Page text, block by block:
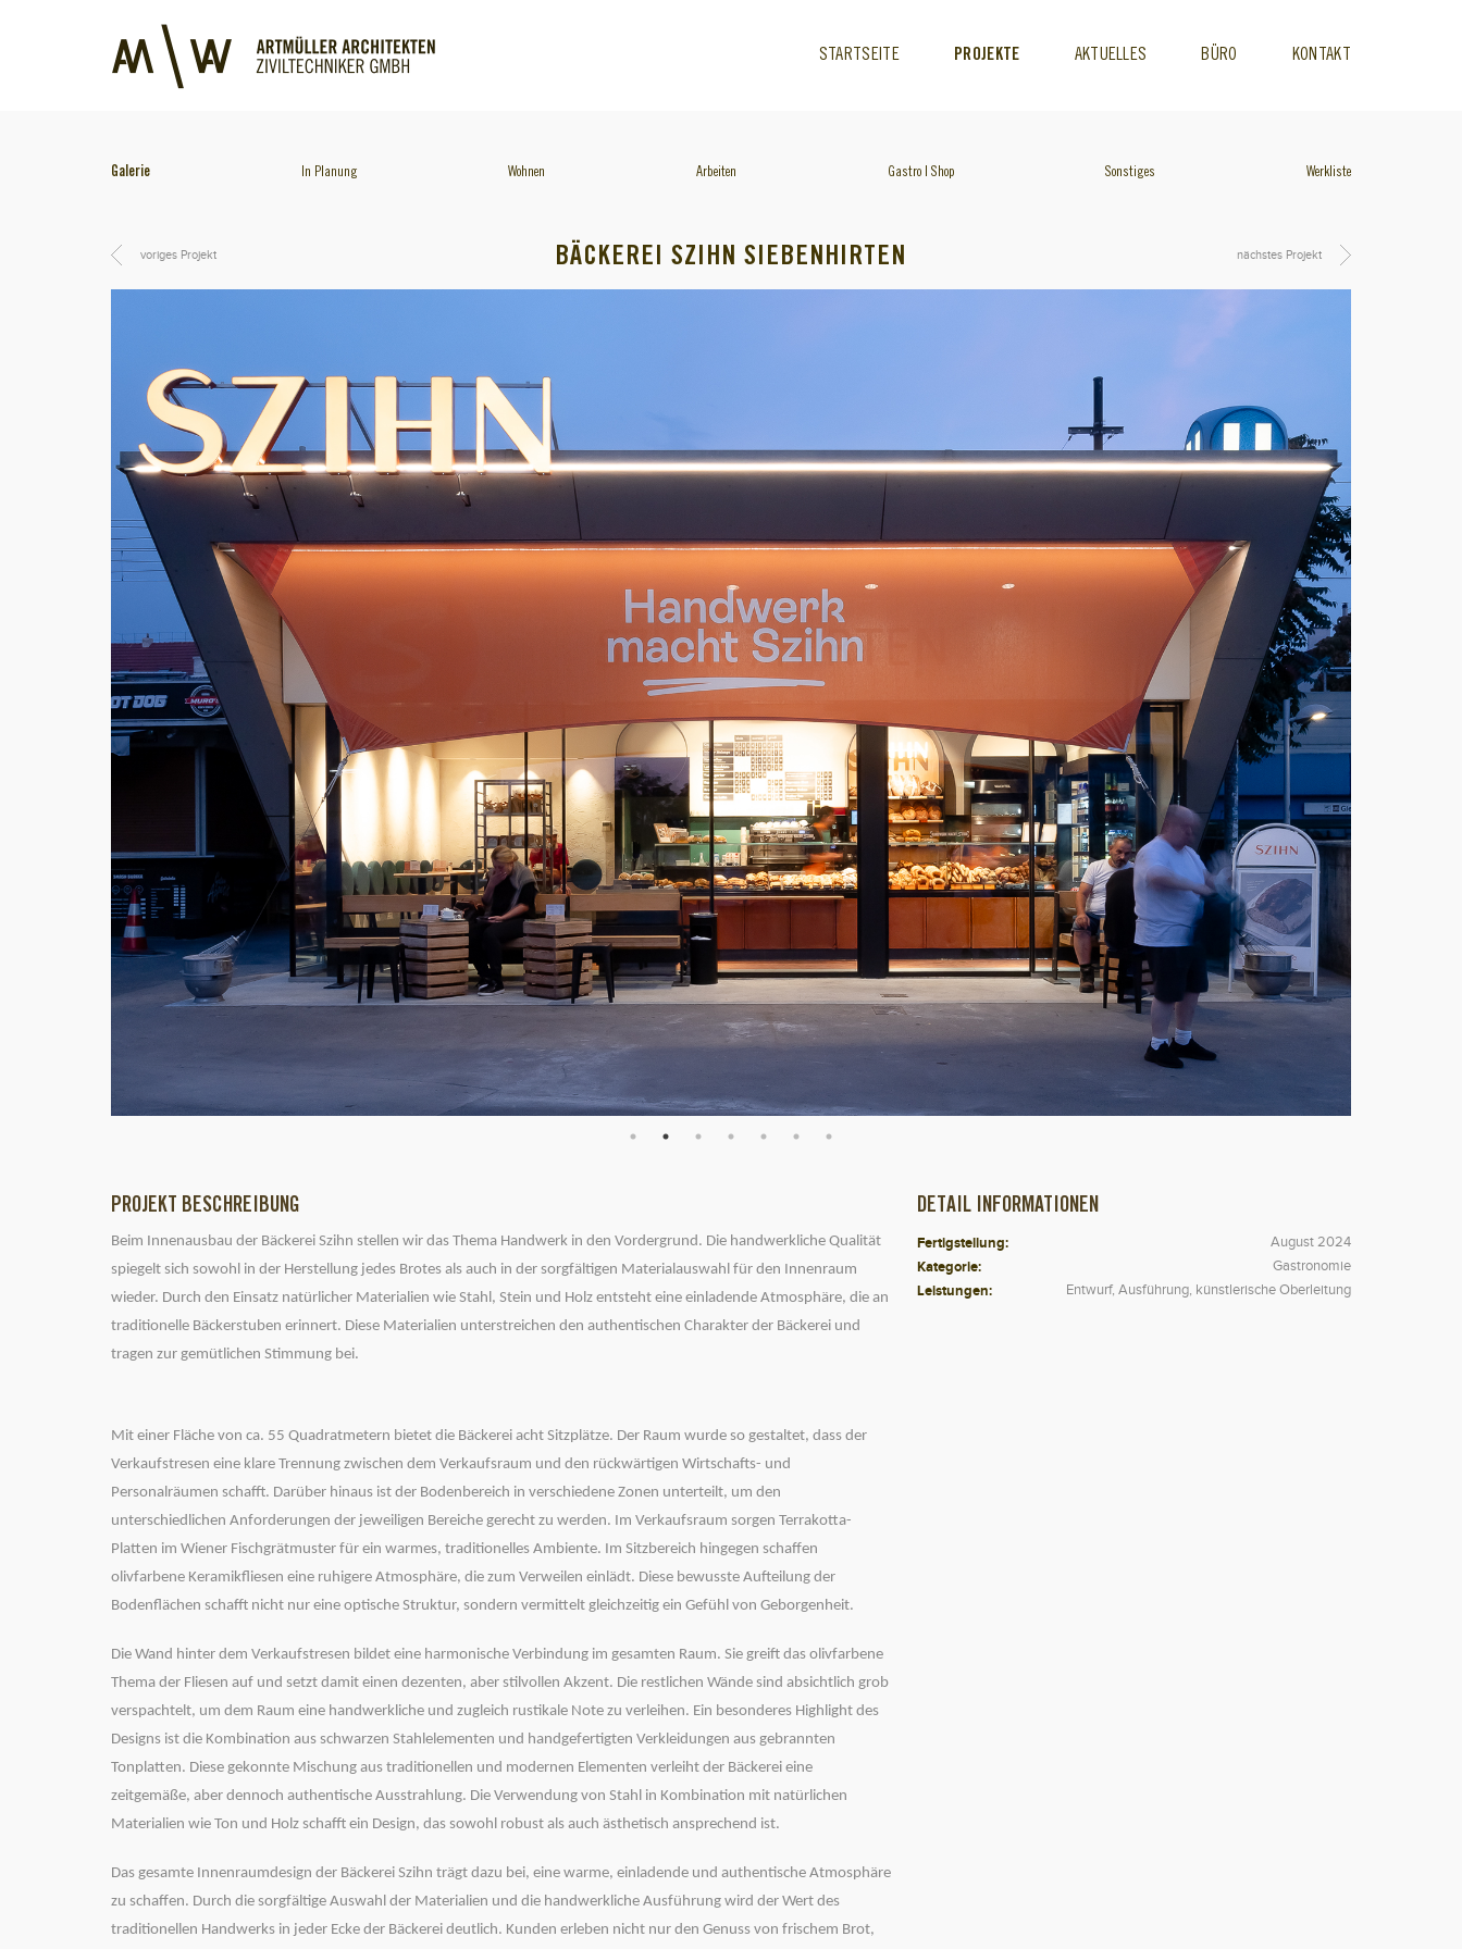
STARTSEITE PROJEKTE AKTUELLES BÜRO KONTAKT
Galerie In Planung Wohnen Arbeiten Gastro | Shop Sonstiges Werkliste
voriges Projekt BÄCKEREI SZIHN SIEBENHIRTEN nächstes Projekt
PROJEKT BESCHREIBUNG
Beim Innenausbau der Bäckerei Szihn stellen wir das Thema Handwerk in den Vordergrund. Die handwerkliche Qualität
spiegelt sich sowohl in der Herstellung jedes Brotes als auch in der sorgfältigen Materialauswahl für den Innenraum
wieder. Durch den Einsatz natürlicher Materialien wie Stahl, Stein und Holz entsteht eine einladende Atmosphäre, die an
traditionelle Bäckerstuben erinnert. Diese Materialien unterstreichen den authentischen Charakter der Bäckerei und
tragen zur gemütlichen Stimmung bei.
Mit einer Fläche von ca. 55 Quadratmetern bietet die Bäckerei acht Sitzplätze. Der Raum wurde so gestaltet, dass der
Verkaufstresen eine klare Trennung zwischen dem Verkaufsraum und den rückwärtigen Wirtschafts- und
Personalräumen schafft. Darüber hinaus ist der Bodenbereich in verschiedene Zonen unterteilt, um den
unterschiedlichen Anforderungen der jeweiligen Bereiche gerecht zu werden. Im Verkaufsraum sorgen Terrakotta-
Platten im Wiener Fischgrätmuster für ein warmes, traditionelles Ambiente. Im Sitzbereich hingegen schaffen
olivfarbene Keramikfliesen eine ruhigere Atmosphäre, die zum Verweilen einlädt. Diese bewusste Aufteilung der
Bodenflächen schafft nicht nur eine optische Struktur, sondern vermittelt gleichzeitig ein Gefühl von Geborgenheit.
Die Wand hinter dem Verkaufstresen bildet eine harmonische Verbindung im gesamten Raum. Sie greift das olivfarbene
Thema der Fliesen auf und setzt damit einen dezenten, aber stilvollen Akzent. Die restlichen Wände sind absichtlich grob
verspachtelt, um dem Raum eine handwerkliche und zugleich rustikale Note zu verleihen. Ein besonderes Highlight des
Designs ist die Kombination aus schwarzen Stahlelementen und handgefertigten Verkleidungen aus gebrannten
Tonplatten. Diese gekonnte Mischung aus traditionellen und modernen Elementen verleiht der Bäckerei eine
zeitgemäße, aber dennoch authentische Ausstrahlung. Die Verwendung von Stahl in Kombination mit natürlichen
Materialien wie Ton und Holz schafft ein Design, das sowohl robust als auch ästhetisch ansprechend ist.
Das gesamte Innenraumdesign der Bäckerei Szihn trägt dazu bei, eine warme, einladende und authentische Atmosphäre
zu schaffen. Durch die sorgfältige Auswahl der Materialien und die handwerkliche Ausführung wird der Wert des
traditionellen Handwerks in jeder Ecke der Bäckerei deutlich. Kunden erleben nicht nur den Genuss von frischem Brot,
DETAIL INFORMATIONEN
Fertigstellung: August 2024
Kategorie: Gastronomie
Leistungen: Entwurf, Ausführung, künstlerische Oberleitung